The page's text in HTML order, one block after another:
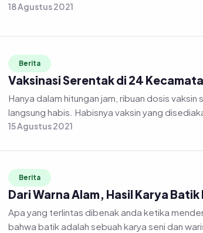
18 Agustus 2021
Berita
Vaksinasi Serentak di 24
Hanya dalam hitungan jam, ribuan dosis
langsung habis. Habisnya vaksin yang
15 Agustus 2021
Berita
Dari Warna Alam, Hasil Karya
Apa yang terlintas dibenak anda ketika
bahwa batik adalah sebuah karya seni dan